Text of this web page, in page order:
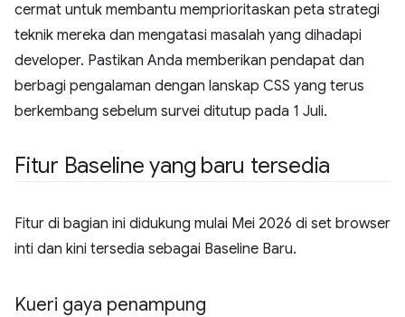
cermat untuk membantu memprioritaskan peta strategi
teknik mereka dan mengatasi masalah yang dihadapi
developer. Pastikan Anda memberikan pendapat dan
berbagi pengalaman dengan lanskap CSS yang terus
berkembang sebelum survei ditutup pada 1 Juli.
Fitur Baseline yang baru tersedia
Fitur di bagian ini didukung mulai Mei 2026 di set browser
inti dan kini tersedia sebagai Baseline Baru.
Kueri gaya penampung